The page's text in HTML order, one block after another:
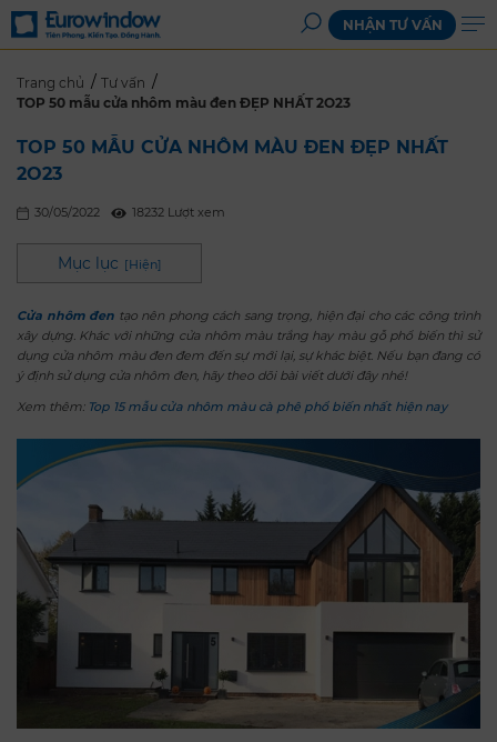
NHẬN TƯ VẤN
Trang chủ
Tư vấn
TOP 50 mẫu cửa nhôm màu đen ĐẸP NHẤT 2O23
TOP 50 MẪU CỬA NHÔM MÀU ĐEN ĐẸP NHẤT
2O23
30/05/2022 18232 Lượt xem
Mục lục [Hiện]
Cửa nhôm đen tạo nên phong cách sang trọng, hiện đại cho các công trình
xây dựng. Khác với những cửa nhôm màu trắng hay màu gỗ phổ biến thì sử
dụng cửa nhôm màu đen đem đến sự mới lại, sự khác biệt. Nếu bạn đang có
ý định sử dụng cửa nhôm đen, hãy theo dõi bài viết dưới đây nhé!
Xem thêm: Top 15 mẫu cửa nhôm màu cà phê phổ biến nhất hiện nay